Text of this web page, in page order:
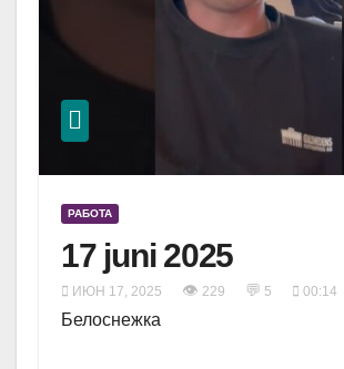
РАБОТА
17 juni 2025
ИЮН 17, 2025 👁 229 💬 5 00:14
Белоснежка